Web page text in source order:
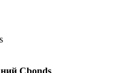
Cbonds